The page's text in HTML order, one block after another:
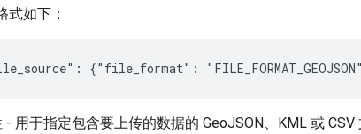
式如下：
{"file_format":
- 用于指定包含要上传的数据的 GeoJSON、KML 或 CSV